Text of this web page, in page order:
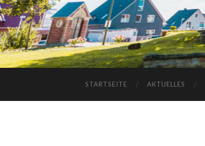
STARTSEITE AKTUELLES